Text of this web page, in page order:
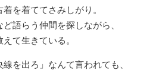
を着ててさみしがり。
語らう仲間を探しながら、
て生きている。
を出ろ」なんて言われても、